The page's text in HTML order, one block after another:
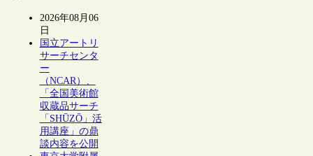
2026年08月06
日
国立アートリ
サーチセンタ
ー
（NCAR）、
「全国美術館
収蔵品サーチ
「SHŪZŌ」活
用講座」の鼎
談内容を公開